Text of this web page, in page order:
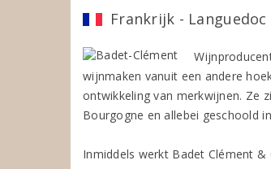
Frankrijk - Languedoc
wijnmaken vanuit een andere
ontwikkeling van merkwijnen. Ze
Bourgogne en allebei geschoold
Inmiddels werkt Badet Clément